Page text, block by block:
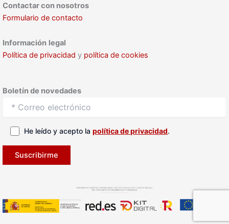
Contactar con nosotros
Formulario de contacto
Información legal
Política de privacidad y política de cookies
Boletín de novedades
He leído y acepto lapolítica de privacidad.